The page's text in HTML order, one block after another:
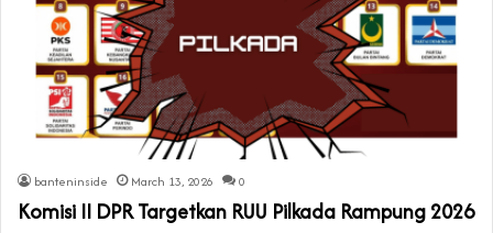
banteninside March 13, 2026 0
Komisi II DPR Targetkan RUU Pilkada Rampung 2026